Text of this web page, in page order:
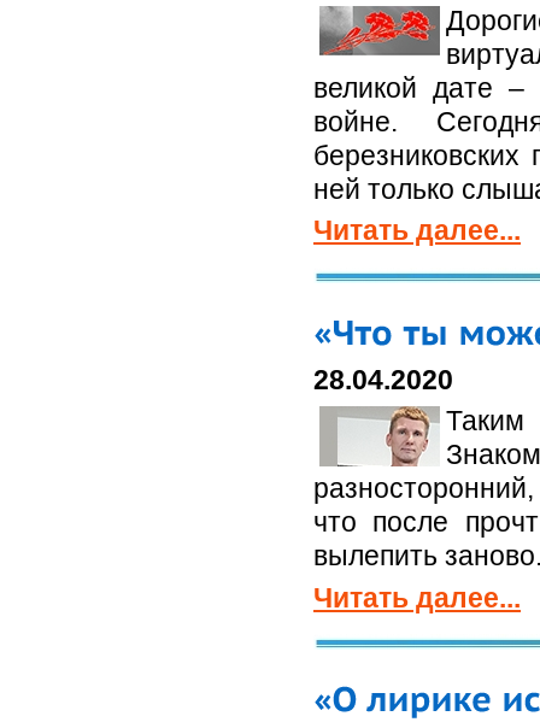
великой дате
войне.
ней только
Читать далее...
28.04.2020
Таким
что после
вылепить
Читать далее...